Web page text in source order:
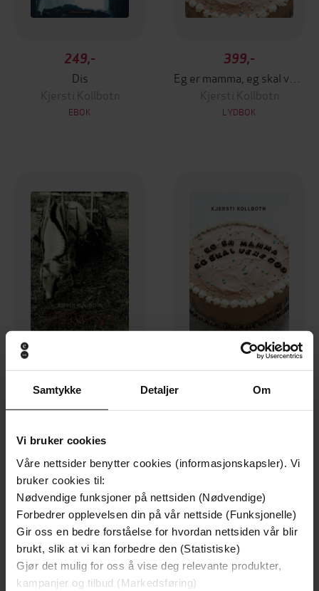
Samtykke Detaljer Om
Vi bruker cookies
Våre nettsider benytter cookies (informasjonskapsler). Vi
bruker cookies til:
Nødvendige funksjoner på nettsiden (Nødvendige)
Forbedrer opplevelsen din på vår nettside (Funksjonelle)
Gir oss en bedre forståelse for hvordan nettsiden vår blir
brukt, slik at vi kan forbedre den (Statistiske)
Gjør det mulig for oss å vise deg relevante produkter,
kampanjer og tilbud (Markedsføring)
249,-
Dis
Kjersti Kollbotn
EBOK
399,-
Kjersti Kollbotn
LYDBOK
249,-
EBOK
249,-